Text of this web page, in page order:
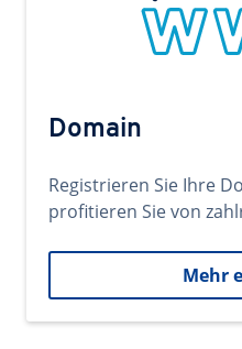
Domain
Registrieren Sie Ihre
profitieren Sie von
Mehr